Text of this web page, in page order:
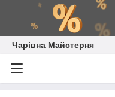
Чарівна Майстерня